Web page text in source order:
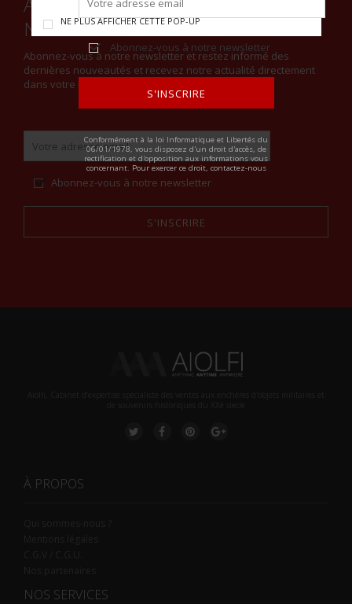
Abonnez-vous à notre newsletter
S'INSCRIRE
ALTERNATIVE:
Conformément à la loi Informatique et Libertés du
06/01/1978, vous disposez d'un droit d'accès, de
rectification et d'opposition aux informations vous
concernant. Pour exercer ce droit, contactez-nous
NE PLUS AFFICHER CETTE POP-UP
NEWSLETTER
Abonnez-vous à notre newsletter et restez informé des
dernières nouveautés et recevez notre actualité directement
dans votre boite email.
Abonnez-vous à notre newsletter
S'INSCRIRE
À PROPOS
NOS SERVICES